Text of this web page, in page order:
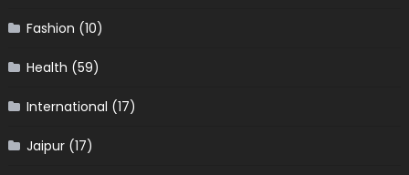
Fashion (10)
Health (59)
International (17)
Jaipur(17)